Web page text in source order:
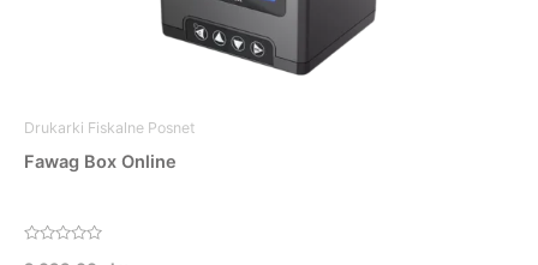
Drukarki Fiskalne Posnet
Fawag Box Online